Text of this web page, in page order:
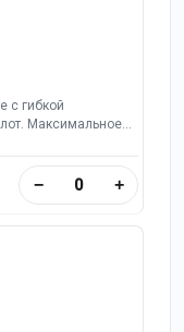
с гибкой
Максимальное
− +